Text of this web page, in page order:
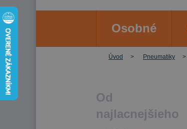
Osobné
Úvod Pneumatiky
Od
najlacnejšieho